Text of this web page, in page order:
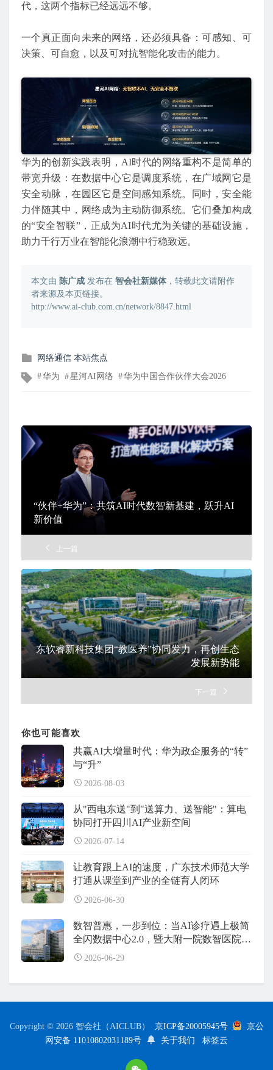
代，这两个指标已经远远不够。
一个真正面向未来的网络，还必须具备：可感知、可
决策、可自愈，以及可对抗智能化攻击的能力。
华为的创新实践表明，AI时代的网络重构不是简单的
带宽升级：在数据中心它是调度系统，在广域网它是
安全动脉，在园区它是空间感知系统。同时，安全能
力伴随其中，网络成为主动防御系统。它们叠加构成
的“安全智联”，正成为AI时代尤为关键的基础设施，
助力千行万业在智能化浪潮中行稳致远。
本文由 陈广成 发布在 智会社新媒体，转载此文请附作
者来源及本页链接。
http://www.ai-club.com.cn/network/8847.html
发
在
网络通信 本站焦点
文华为 星河AI网络 华为中国合作伙伴大会2026
“伙伴+华为”：共筑AI时代数智新基建，跃升AI
新价值
上一篇
东软睿新科技集团“教医养”协同发力，再创生态
发展新势能
下一篇
你也可能喜欢
共赢AI大增量时代：华为政企服务的“转”
与“升”
2026-08-03
从"西电东送"到"送算力、送智能"：算电
协同打开四川AI产业新空间
2026-07-14
让教育跟上AI的速度，广东技术师范大学
打通从课堂到产业的全链育人闭环
2026-06-30
数智普惠，一步到位：当AI诊疗遇上极简
全闪数据中心2.0，暨大附一院数智医院建
设全面升级
2026-06-29
Copyright © 2026 智会社（AICLUB） 京ICP备20005945号
京公
网安备 11010802031189号
关于我们 标签云